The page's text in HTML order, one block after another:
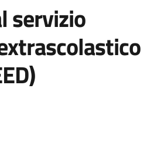
servizio